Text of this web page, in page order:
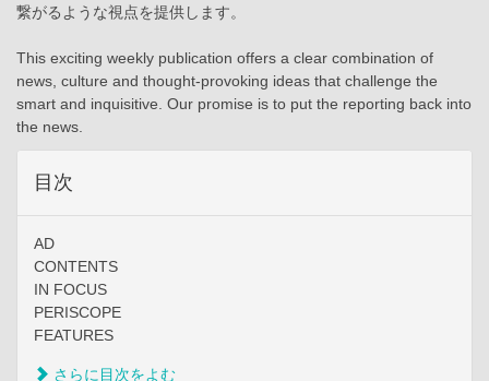
繋がるような視点を提供します。
This exciting weekly publication offers a clear combination of
news, culture and thought-provoking ideas that challenge the
smart and inquisitive. Our promise is to put the reporting back into
the news.
目次
AD
CONTENTS
IN FOCUS
PERISCOPE
FEATURES
さらに目次をよむ